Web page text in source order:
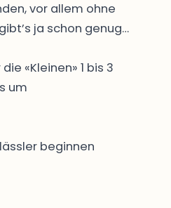
vor allem ohne
ja schon genug…
«Kleinen» 1 bis 3
um
beginnen